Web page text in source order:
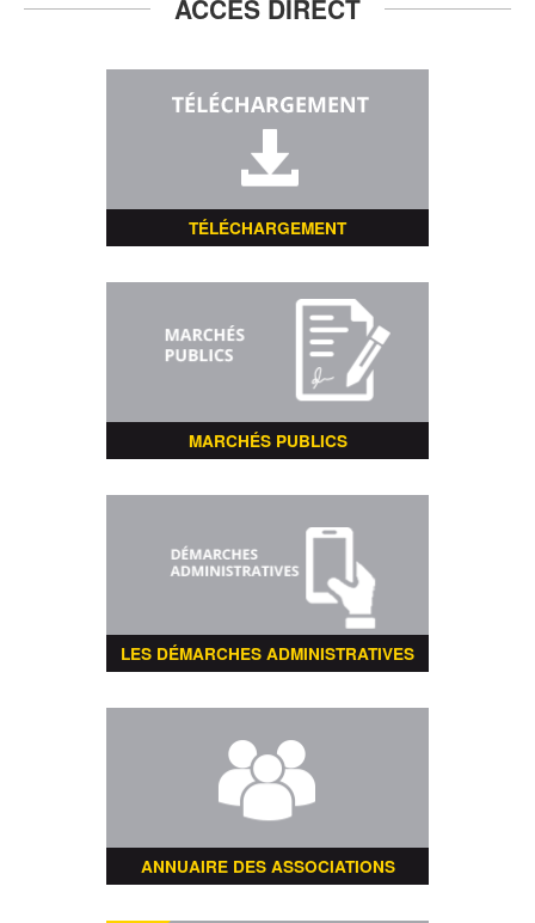
ACCÈS DIRECT
TÉLÉCHARGEMENT
MARCHÉS PUBLICS
LES DÉMARCHES ADMINISTRATIVES
ANNUAIRE DES ASSOCIATIONS